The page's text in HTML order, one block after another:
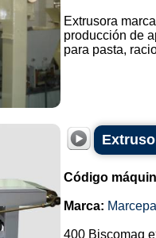
Extrusora
producción de
para pasta,
Código
Marca:
400 Biscomaq